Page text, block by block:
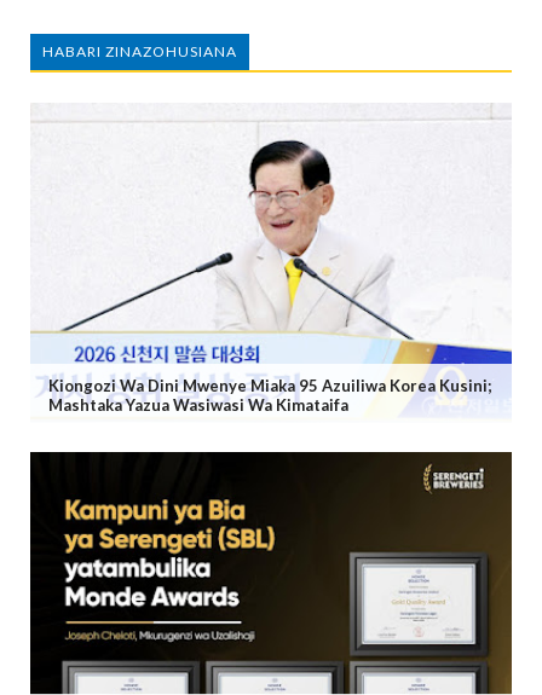
HABARI ZINAZOHUSIANA
Kiongozi Wa Dini Mwenye Miaka 95 Azuiliwa Korea Kusini;
Mashtaka Yazua Wasiwasi Wa Kimataifa